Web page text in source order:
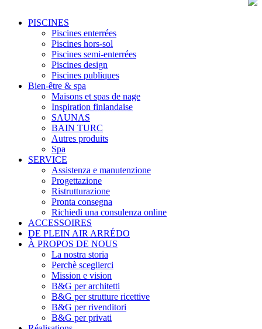
Close
PISCINES
Piscines enterrées
Piscines hors-sol
Piscines semi-enterrées
Piscines design
Piscines publiques
Bien-être & spa
Maisons et spas de nage
Inspiration finlandaise
SAUNAS
BAIN TURC
Autres produits
Spa
SERVICE
Assistenza e manutenzione
Progettazione
Ristrutturazione
Pronta consegna
Richiedi una consulenza online
ACCESSOIRES
DE PLEIN AIR ARRÉDO
À PROPOS DE NOUS
La nostra storia
Perchè sceglierci
Mission e vision
B&G per architetti
B&G per strutture ricettive
B&G per rivenditori
B&G per privati